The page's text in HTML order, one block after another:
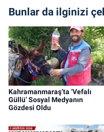
Bunlar da ilginizi
Kahramanmaraş’ta ‘Vefalı
Güllü’ Sosyal Medyanın
Gözdesi Oldu